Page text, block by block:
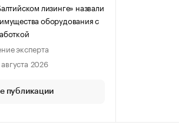
лизинге» назвали
оборудования с
эксперта
2026
публикации